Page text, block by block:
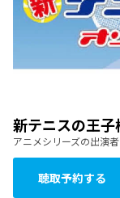
新テニスの王
アニメシリーズの出演者
聴取予約する